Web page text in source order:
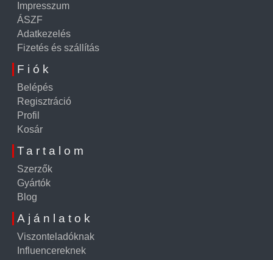
Impresszum
ÁSZF
Adatkezelés
Fizetés és szállítás
Fiók
Belépés
Regisztráció
Profil
Kosár
Tartalom
Szerzők
Gyártók
Blog
Ajánlatok
Viszonteladóknak
Influencereknek